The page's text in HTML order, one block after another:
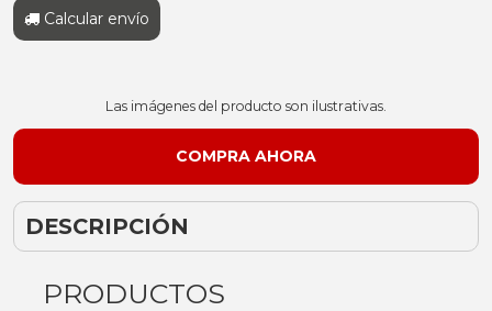
Calcular envío
Las imágenes del producto son ilustrativas.
DESCRIPCIÓN
PRODUCTOS